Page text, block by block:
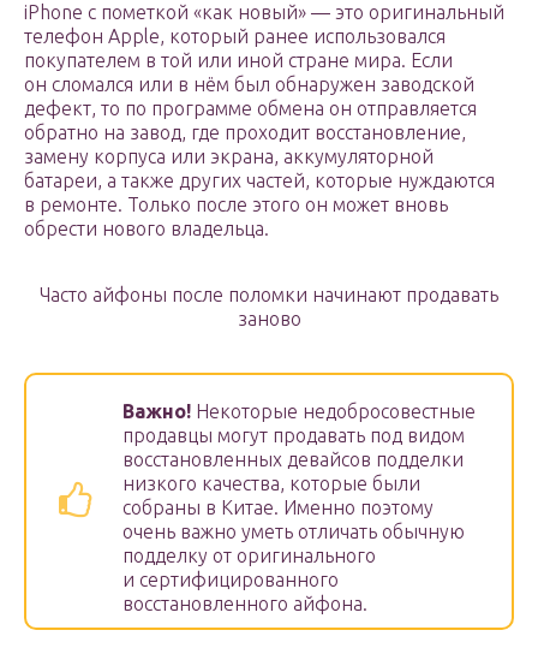
iPhone с пометкой «как новый» — это оригинальный
телефон Apple, который ранее использовался
покупателем в той или иной стране мира. Если
он сломался или в нём был обнаружен заводской
дефект, то по программе обмена он отправляется
обратно на завод, где проходит восстановление,
замену корпуса или экрана, аккумуляторной
батареи, а также других частей, которые нуждаются
в ремонте. Только после этого он может вновь
обрести нового владельца.
Часто айфоны после поломки начинают продавать
заново
Важно! Некоторые недобросовестные
продавцы могут продавать под видом
восстановленных девайсов подделки
низкого качества, которые были
собраны в Китае. Именно поэтому
очень важно уметь отличать обычную
подделку от оригинального
и сертифицированного
восстановленного айфона.